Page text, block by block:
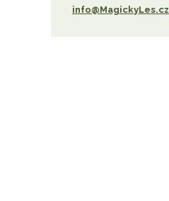
info@MagickyLes.cz